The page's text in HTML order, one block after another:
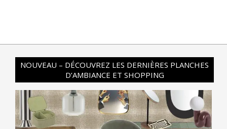
NOUVEAU – DÉCOUVREZ LES DERNIÈRES PLANCHES
D’AMBIANCE ET SHOPPING